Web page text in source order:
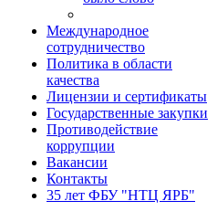
Международное
сотрудничество
Политика в области
качества
Лицензии и сертификаты
Государственные закупки
Противодействие
коррупции
Вакансии
Контакты
35 лет ФБУ "НТЦ ЯРБ"